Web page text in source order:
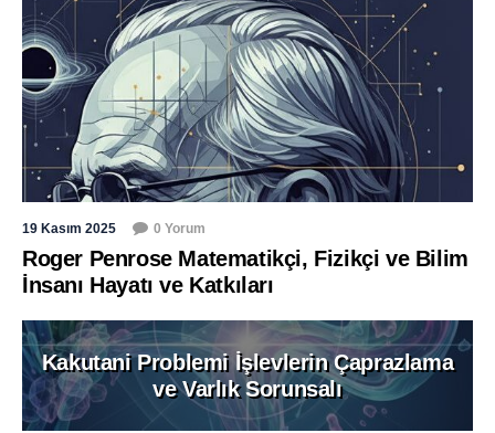
19 Kasım 2025 0 Yorum
Roger Penrose Matematikçi, Fizikçi ve Bilim
İnsanı Hayatı ve Katkıları
Kakutani Problemi İşlevlerin Çaprazlama
ve Varlık Sorunsalı